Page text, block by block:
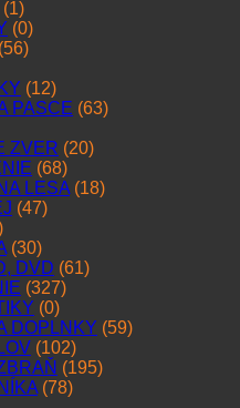
(1)
(0)
(56)
(12)
PASCE (63)
ZVER (20)
(68)
LESA (18)
(47)
(30)
DVD (61)
(327)
(0)
DOPLNKY (59)
(102)
(195)
(78)